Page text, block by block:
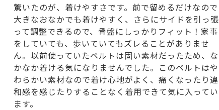
驚いたのが、着けやすさです。前で留めるだけなので
大きなおなかでも着けやすく、さらにサイドを引っ張
って調整できるので、骨盤にしっかりフィット！家事
をしていても、歩いていてもズレることがありませ
ん。以前使っていたベルトは固い素材だったため、な
かなか着ける気になりませんでした。このベルトはや
わらかい素材なので着け心地がよく、痛くなったり違
和感を感じたりすることなく着用できて気に入ってい
ます。